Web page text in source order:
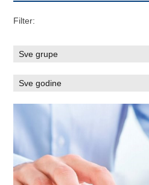
Filter: